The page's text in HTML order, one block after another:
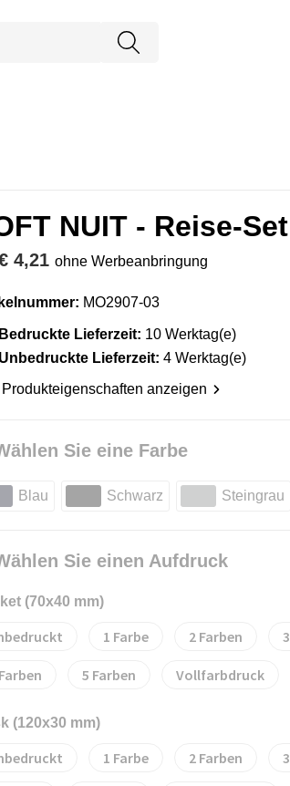
NUIT - Reise-Set
4,21 ohne Werbeanbringung
MO2907-03
Bedruckte Lieferzeit: 10 Werktag(e)
Unbedruckte Lieferzeit: 4 Werktag(e)
anzeigen
Sie eine Farbe
Blau Schwarz Steingrau
Sie einen Aufdruck
(70x40 mm)
1 2 3
5 Vollfarbdruck
(120x30 mm)
1 2 3